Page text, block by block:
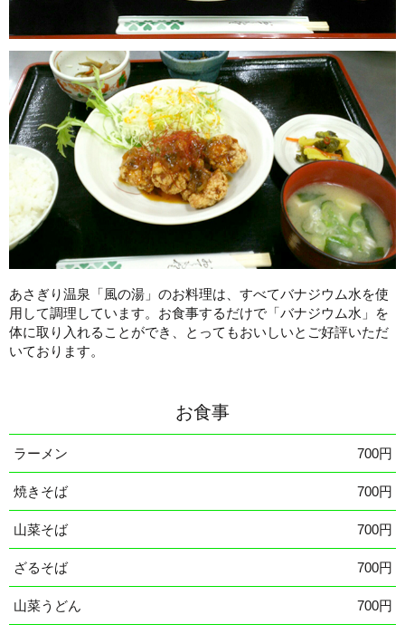
あさぎり温泉「風の湯」のお料理は、すべてバナジウム水を使
用して調理しています。お食事するだけで「バナジウム水」を
体に取り入れることができ、とってもおいしいとご好評いただ
いております。
お食事
ラーメン 700円
焼きそば 700円
山菜そば 700円
ざるそば 700円
山菜うどん 700円